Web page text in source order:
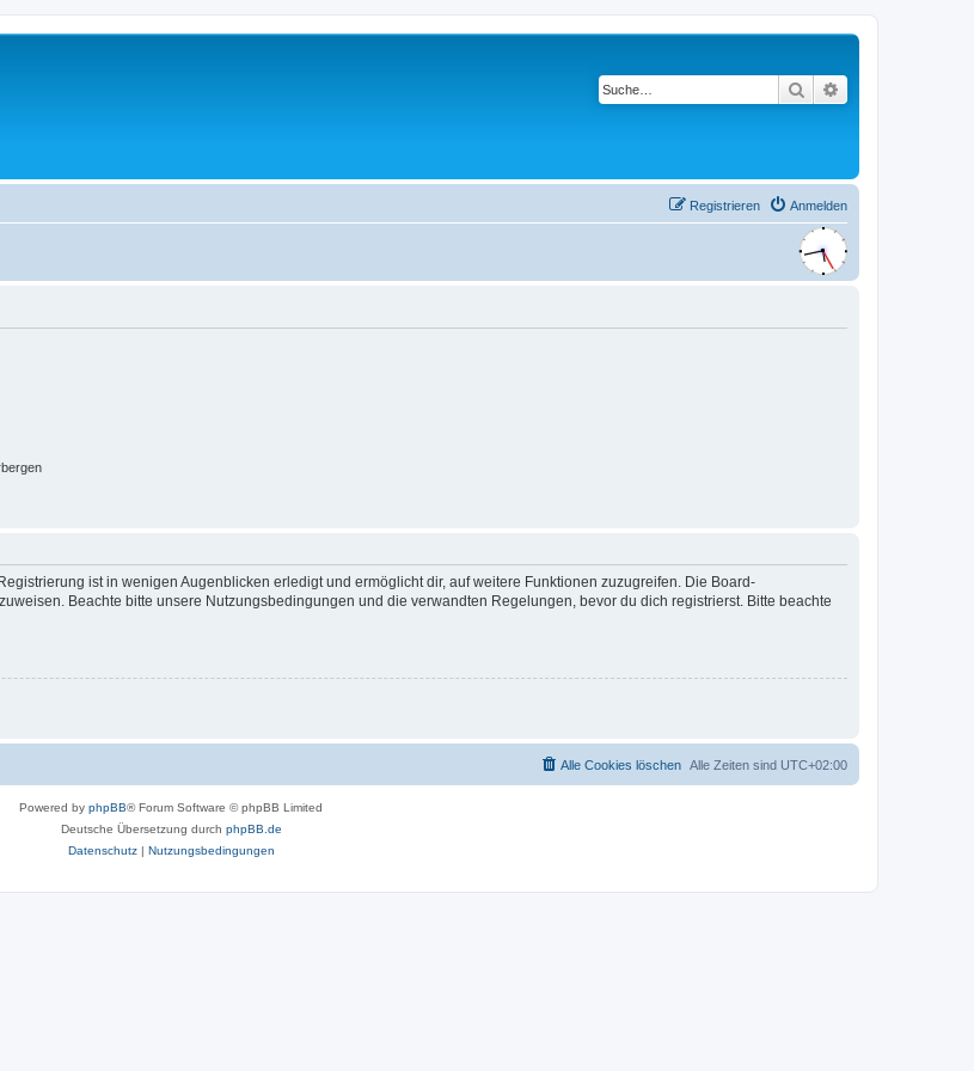
Suche
Anmelden
Registrieren
ist in wenigen Augenblicken erledigt und ermöglicht dir, auf weitere Funktionen zuzugreifen. Die Board-
Beachte bitte unsere Nutzungsbedingungen und die verwandten Regelungen, bevor du dich registrierst. Bitte beachte
Alle Zeiten sind UTC+02:00
Alle Cookies löschen
Powered by phpBB® Forum Software © phpBB Limited
Deutsche Übersetzung durch phpBB.de
Datenschutz| Nutzungsbedingungen